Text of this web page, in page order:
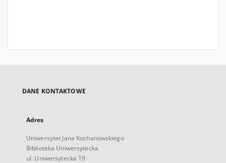
DANE KONTAKTOWE
Adres
Uniwersytet Jana Kochanowskiego
Biblioteka Uniwersytecka
ul. Uniwersytecka 19